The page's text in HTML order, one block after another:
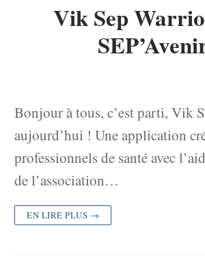
Vik Sep
Bonjour à tous, c’est parti, Vik
aujourd’hui ! Une application
professionnels de santé avec
de l’association…
EN LIRE PLUS →